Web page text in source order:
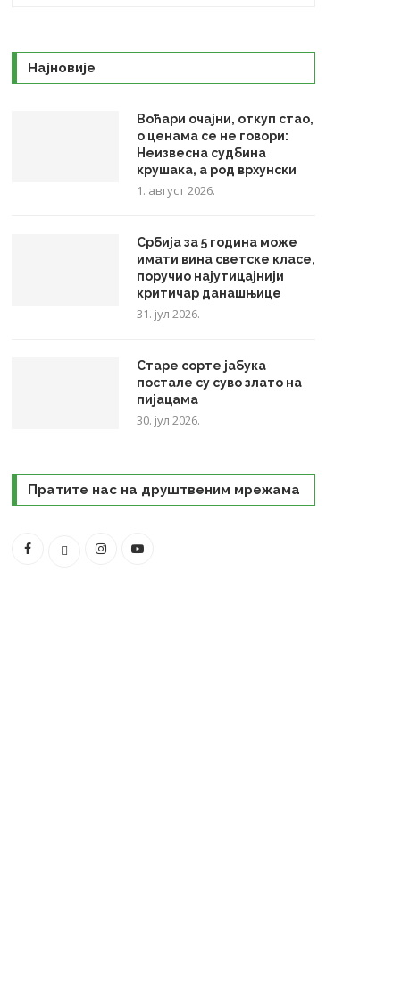
Најновије
Воћари очајни, откуп стао,
о ценама се не говори:
Неизвесна судбина
крушака, а род врхунски
1. август 2026.
Србија за 5 година може
имати вина светске класе,
поручио најутицајнији
критичар данашњице
31. јул 2026.
Старе сорте јабука
постале су суво злато на
пијацама
30. јул 2026.
Пратите нас на друштвеним мрежама